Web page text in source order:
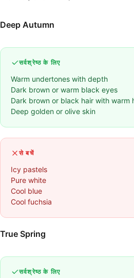
Deep Autumn
सर्वश्रेष्ठ के लिए
Warm undertones with depth
Dark brown or warm black eyes
Dark brown or black hair with warm
Deep golden or olive skin
से बचें
Icy pastels
Pure white
Cool blue
Cool fuchsia
True Spring
सर्वश्रेष्ठ के लिए